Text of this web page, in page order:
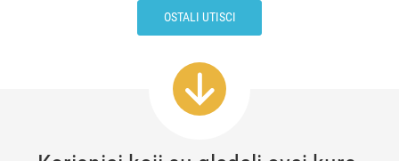
OSTALI UTISCI